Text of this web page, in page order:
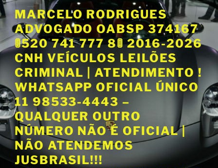
P
u
a
r
r
a
o
c
o
n
t
MARCELO RODRIGUES
ADVOGADO OABSP 374167
🚦520 741 777 8🚦 2016-2026
CNH VEÍCULOS LEILÕES
CRIMINAL | ATENDIMENTO !
WHATSAPP OFICIAL ÚNICO
11 98533-4443 –
QUALQUER OUTRO
NÚMERO NÃO É OFICIAL |
NÃO ATENDEMOS
JUSBRASIL!!!